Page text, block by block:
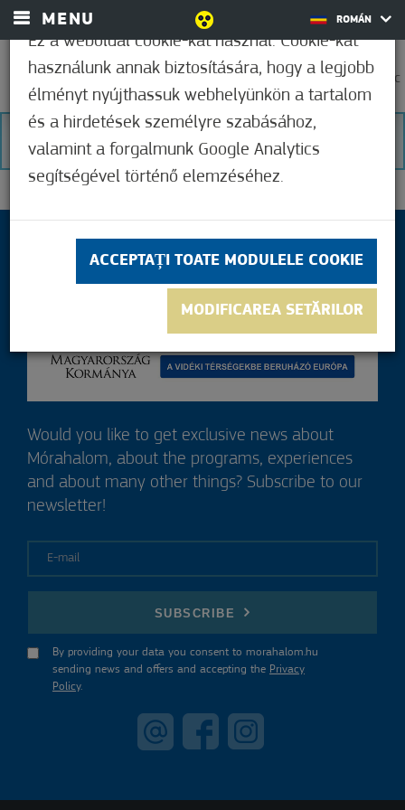
MENU ROMÁN
0
21,1°C
NICIUN REZULTAT
Ez a weboldal cookie-kat használ. Cookie-kat
használunk annak biztosítására, hogy a legjobb
élményt nyújthassuk webhelyünkön a tartalom
és a hirdetések személyre szabásához,
valamint a forgalmunk Google Analytics
segítségével történő elemzéséhez.
ACCEPTAȚI TOATE MODULELE COOKIE
MODIFICAREA SETĂRILOR
Would you like to get exclusive news about
Mórahalom, about the programs, experiences
and about many other things? Subscribe to our
newsletter!
SUBSCRIBE
By providing your data you consent to morahalom.hu
sending news and offers and accepting the Privacy
Policy.